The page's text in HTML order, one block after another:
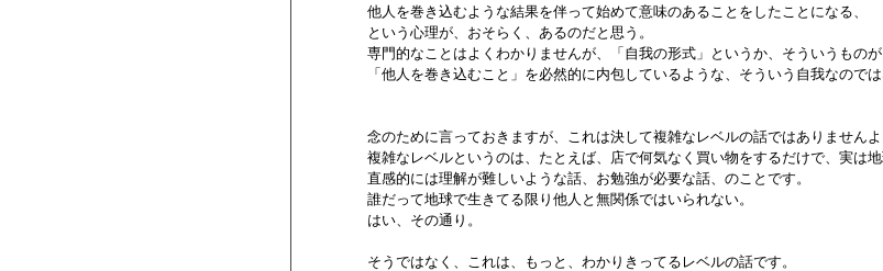
        他人を巻き込むような結果を伴って始めて意味のあることをしたことになる、
        という心理が、おそらく、あるのだと思う。
専門的なことはよくわかりませんが、「自我の形式」というか、そういうものが
「他人を巻き込むこと」を必然的に内包しているような、そういう自我なのでは
念のために言っておきますが、これは決して複雑なレベルの話ではありませんよ
複雑なレベルというのは、たとえば、店で何気なく買い物をするだけで、実は地
        直感的には理解が難しいような話、お勉強が必要な話、のことです。
        誰だって地球で生きてる限り他人と無関係ではいられない。
        はい、その通り。
        そうではなく、これは、もっと、わかりきってるレベルの話です。